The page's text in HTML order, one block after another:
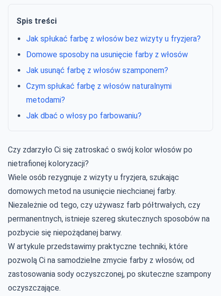
Spis treści
Jak spłukać farbę z włosów bez wizyty u fryzjera?
Domowe sposoby na usunięcie farby z włosów
Jak usunąć farbę z włosów szamponem?
Czym spłukać farbę z włosów naturalnymi
metodami?
Jak dbać o włosy po farbowaniu?
Czy zdarzyło Ci się zatroskać o swój kolor włosów po
nietrafionej koloryzacji?
Wiele osób rezygnuje z wizyty u fryzjera, szukając
domowych metod na usunięcie niechcianej farby.
Niezależnie od tego, czy używasz farb półtrwałych, czy
permanentnych, istnieje szereg skutecznych sposobów na
pozbycie się niepożądanej barwy.
W artykule przedstawimy praktyczne techniki, które
pozwolą Ci na samodzielne zmycie farby z włosów, od
zastosowania sody oczyszczonej, po skuteczne szampony
oczyszczające.